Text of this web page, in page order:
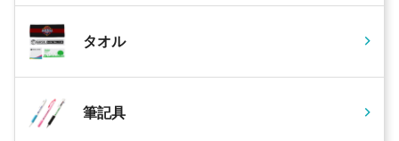
タオル
筆記具